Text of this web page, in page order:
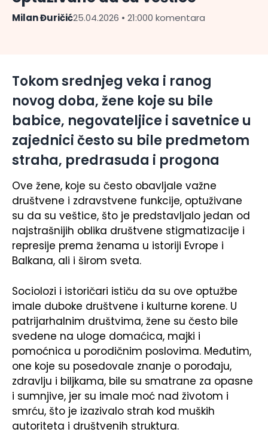
Milan Đuričić25.04.2026 • 21:000 komentara
Tokom srednjeg veka i ranog
novog doba, žene koje su bile
babice, negovateljice i savetnice u
zajednici često su bile predmetom
straha, predrasuda i progona
Ove žene, koje su često obavljale važne
društvene i zdravstvene funkcije, optuživane
su da su veštice, što je predstavljalo jedan od
najstrašnijih oblika društvene stigmatizacije i
represije prema ženama u istoriji Evrope i
Balkana, ali i širom sveta.
Sociolozi i istoričari ističu da su ove optužbe
imale duboke društvene i kulturne korene. U
patrijarhalnim društvima, žene su često bile
svedene na uloge domaćica, majki i
pomoćnica u porodičnim poslovima. Međutim,
one koje su posedovale znanje o porođaju,
zdravlju i biljkama, bile su smatrane za opasne
i sumnjive, jer su imale moć nad životom i
smrću, što je izazivalo strah kod muških
autoriteta i društvenih struktura.